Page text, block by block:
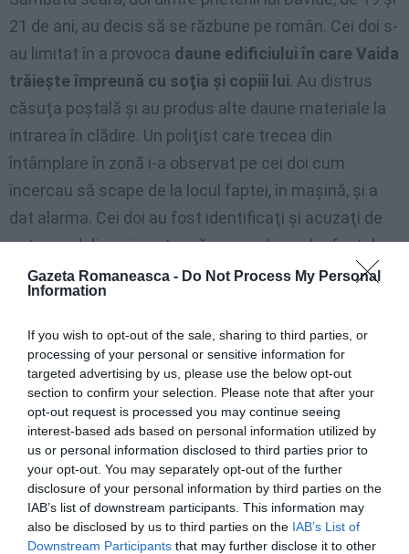
Gazeta Romaneasca - Do Not Process My Personal
Information
If you wish to opt-out of the sale, sharing to third parties, or
processing of your personal or sensitive information for
targeted advertising by us, please use the below opt-out
section to confirm your selection. Please note that after your
opt-out request is processed you may continue seeing
interest-based ads based on personal information utilized by
us or personal information disclosed to third parties prior to
your opt-out. You may separately opt-out of the further
disclosure of your personal information by third parties on the
IAB’s list of downstream participants. This information may
also be disclosed by us to third parties on the IAB’s List of
Downstream Participants that may further disclose it to other
21 de ani, au decis să se răzbune pe român. Cei doi s-
au limitat în a provoca daune edificiului în care Vaida
trăieşte împreună cu soţia şi copiii lui. Au distrus
căsuţa poştală şi au produs alte daune materiale la
intrarea în clădire. Un poliţist care trecea din
întâmplare în zonă i-a observat pe cei doi cum
încercau să scape de la locul faptei, în maşină, şi a
dat alarma. Cei doi au fost identificaţi şi acuzaţi de
acte vandalice şi pentru că au condus sub efectul
băuturii.
Citeşte şi:“Il Giornale” generalizează cazul
şoferilor români beţi la volan: “grup etnic cu
probleme de integrare”